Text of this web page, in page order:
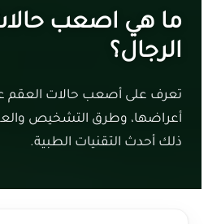
ما هي اصعب
الرجال؟
تعرف على أصعب حالات العقم عند
أعراضها، وطرق التشخيص
ذلك أحدث التقنيات الطبية.